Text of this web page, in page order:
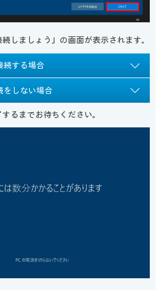
続しましょう」の画面が表示されます。
続する場合
をしない場合
るまでお待ちください。